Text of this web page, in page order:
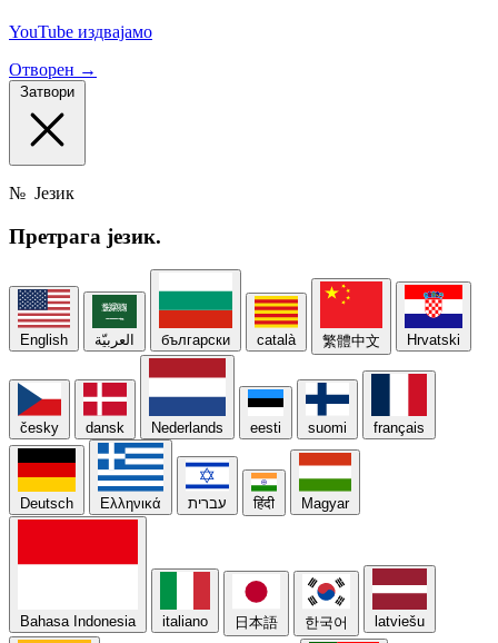
YouTube издвајамо
Отворен →
Затвори
№ Језик
Претрага језик.
English العربيّة български català 繁體中文 Hrvatski
česky dansk Nederlands eesti suomi français
Deutsch Ελληνικά עברית हिंदी Magyar
Bahasa Indonesia italiano 日本語 한국어 latviešu